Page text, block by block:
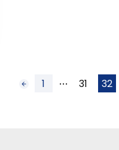
前 1 … 31 32